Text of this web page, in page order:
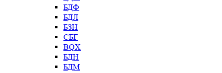
БДФ
БДЛ
БЗН
СБГ
BQX
БДН
БДМ